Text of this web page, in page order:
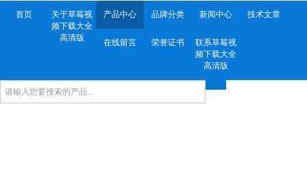
首页
关于草莓视
频下载大全
高清版
产品中心 品牌分类 新闻中心 技术文章
在线留言 荣誉证书
联系草莓视
频下载大全
高清版